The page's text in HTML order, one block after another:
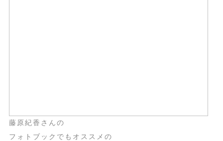
藤原紀香さんの
フォトブックでもオススメの